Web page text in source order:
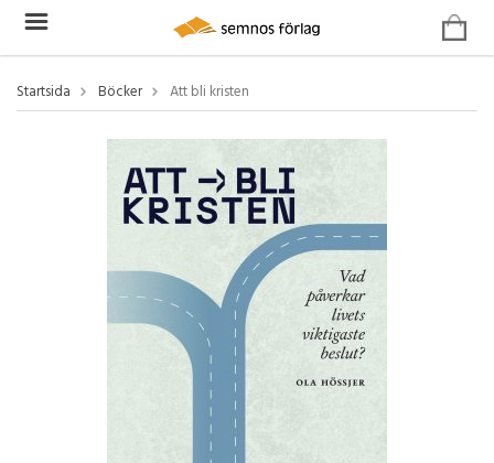
Startsida Böcker Att bli kristen